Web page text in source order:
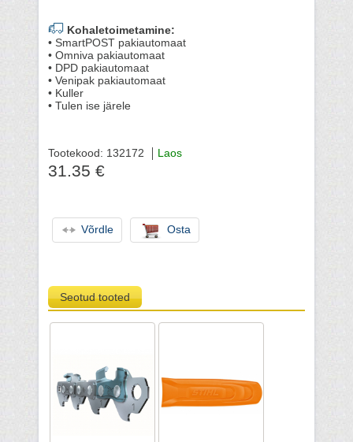
Kohaletoimetamine:
• SmartPOST pakiautomaat
• Omniva pakiautomaat
• DPD pakiautomaat
• Venipak pakiautomaat
• Kuller
• Tulen ise järele
Tootekood: 132172 Laos
31.35 €
Võrdle Osta
Seotud tooted